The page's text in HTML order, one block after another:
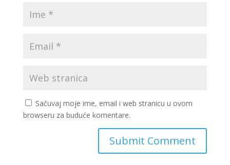
Sačuvaj moje ime, email i web stranicu u ovom
browseru za buduće komentare.